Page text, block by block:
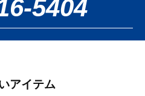
5404
アイテム